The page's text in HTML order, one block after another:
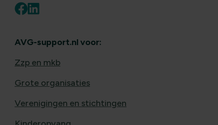
AVG-support.nl voor:
Zzp en mkb
Grote organisaties
Verenigingen en stichtingen